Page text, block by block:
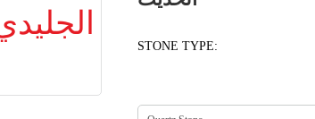
STONE TYPE: